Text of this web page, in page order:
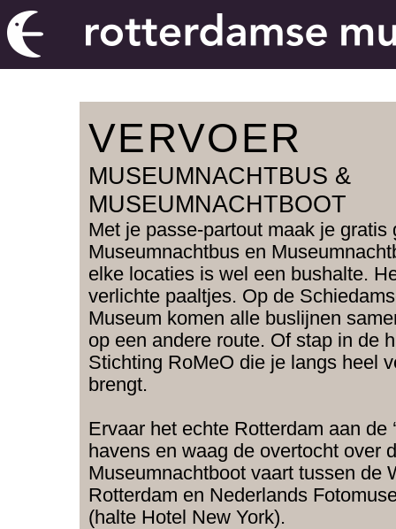
VERVOER
MUSEUMNACHTBUS &
MUSEUMNACHTBOOT
Met je passe-partout maak je gratis
Museumnachtbus en
elke locaties is wel een bushalte.
verlichte paaltjes. Op de
Museum komen alle buslijnen
op een andere route. Of stap in de
Stichting RoMeO die je langs heel
brengt.
Ervaar het echte Rotterdam aan de
havens en waag de overtocht over
Museumnachtboot vaart tussen de
Rotterdam en Nederlands
(halte Hotel New York).